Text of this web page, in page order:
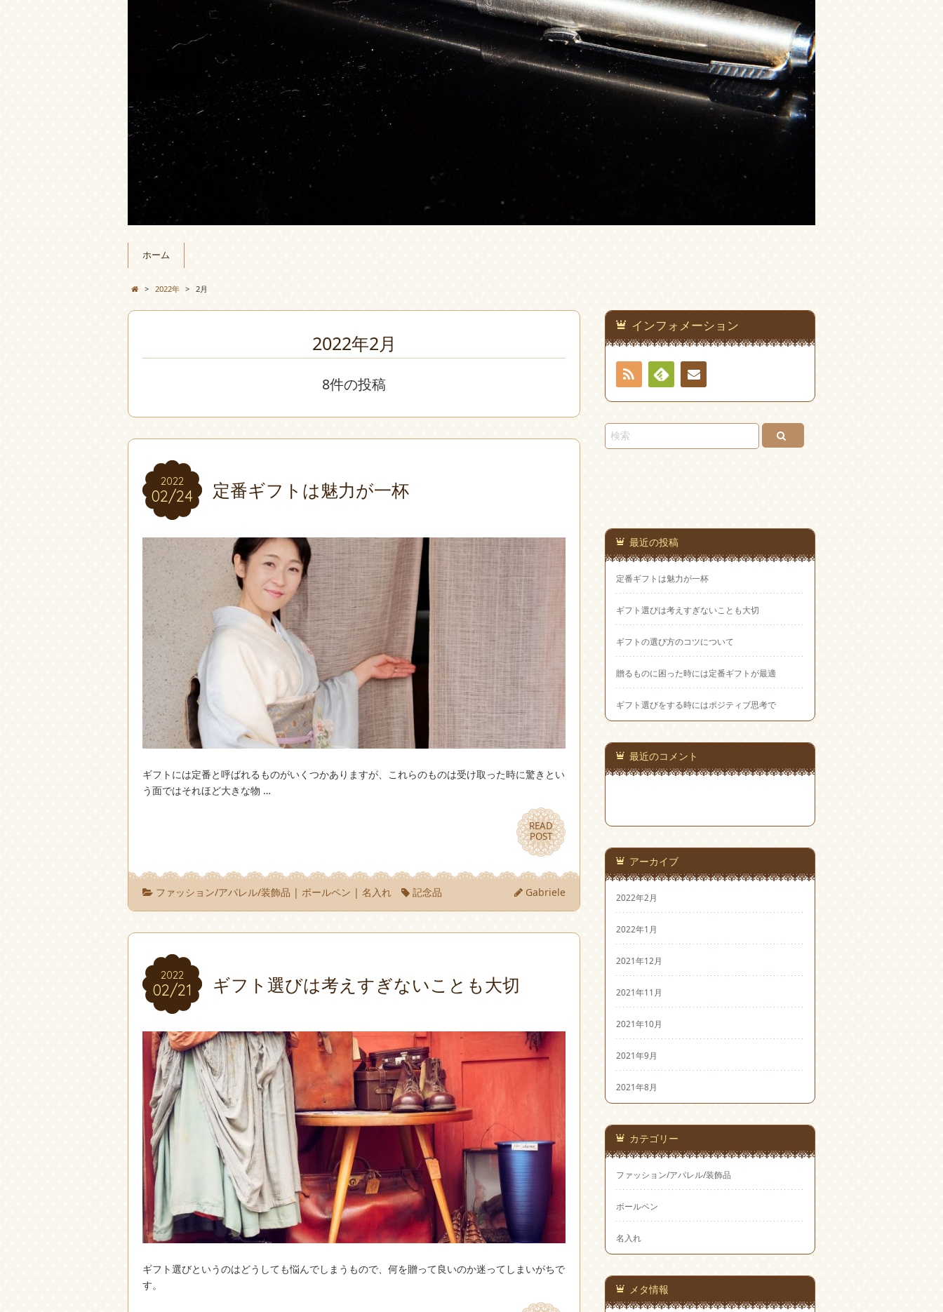
ホーム
> 2022年 > 2月
2022年2月
8件の投稿
2022
02/24
2022
02/24 定番ギフトは魅力が一杯
ギフトには定番と呼ばれるものがいくつかありますが、これらのものは受け取った時に驚きとい
う面ではそれほど大きな物 …
READ
POST
READ
POST
ファッション/アパレル/装飾品 |ボールペン |名入れ 記念品 Gabriele
2022
02/21
2022
02/21 ギフト選びは考えすぎないことも大切
ギフト選びというのはどうしても悩んでしまうもので、何を贈って良いのか迷ってしまいがちで
す。
インフォメーション
RSS
Feedly連絡
先
最近の投稿
定番ギフトは魅力が一杯
ギフト選びは考えすぎないことも大切
ギフトの選び方のコツについて
贈るものに困った時には定番ギフトが最適
ギフト選びをする時にはポジティブ思考で
最近のコメント
アーカイブ
2022年2月
2022年1月
2021年12月
2021年11月
2021年10月
2021年9月
2021年8月
カテゴリー
ファッション/アパレル/装飾品
ボールペン
名入れ
メタ情報